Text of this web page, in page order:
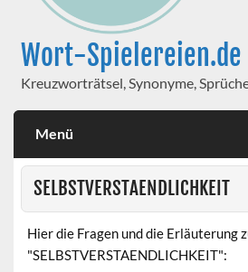
Wort-Spielereien.de
Kreuzworträtsel, Synonyme,
Menü
SELBSTVERSTAENDLICHKEIT
Hier die Fragen und die Erläuterung
"SELBSTVERSTAENDLICHKEIT":